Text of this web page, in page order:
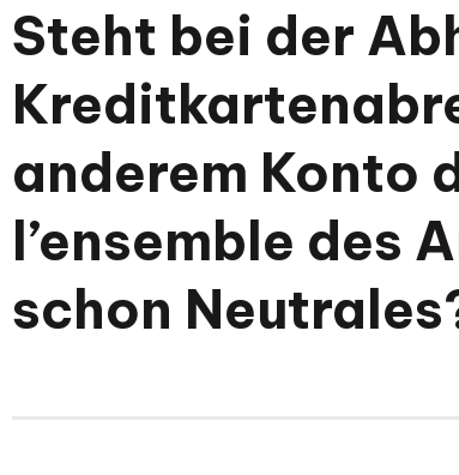
Steht bei der
anderem Konto
l’ensemble des
schon